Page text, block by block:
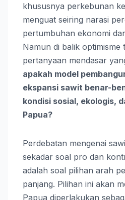
khususnya perkebunan
menguat seiring narasi
pertumbuhan ekonomi
Namun di balik
pertanyaan mendasar
apakah model
ekspansi sawit benar-
kondisi sosial, ekologis,
Papua?
Perdebatan mengenai
sekadar soal pro dan
adalah soal pilihan arah
panjang. Pilihan ini akan
Papua diperlakukan